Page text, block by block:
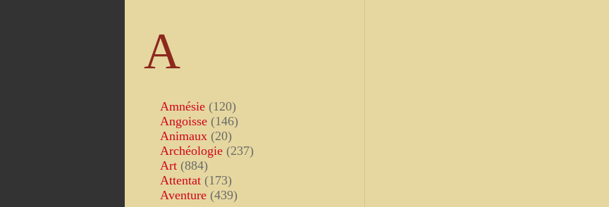
A
Amnésie (120)
Angoisse (146)
Animaux (20)
Archéologie (237)
Art (884)
Attentat (173)
Aventure (439)